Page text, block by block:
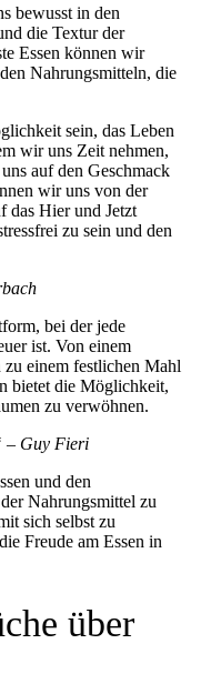
bewusst in den
die Textur der
Essen können wir
Nahrungsmitteln, die
sein, das Leben
wir uns Zeit nehmen,
auf den Geschmack
wir uns von der
das Hier und Jetzt
zu sein und den
bei der jede
ist. Von einem
zu einem festlichen Mahl
bietet die Möglichkeit,
zu verwöhnen.
– Guy Fieri
und den
Nahrungsmittel zu
sich selbst zu
Freude am Essen in
über